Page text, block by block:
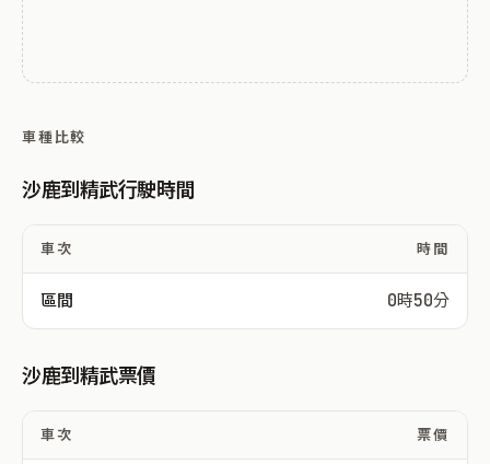
車種比較
沙鹿到精武行駛時間
車次 時間
區間 0時50分
沙鹿到精武票價
車次 票價